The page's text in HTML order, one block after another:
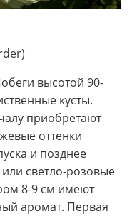
высотой 90-
кусты.
приобретают
оттенки
и позднее
светло-розовые
8-9 см имеют
аромат. Первая